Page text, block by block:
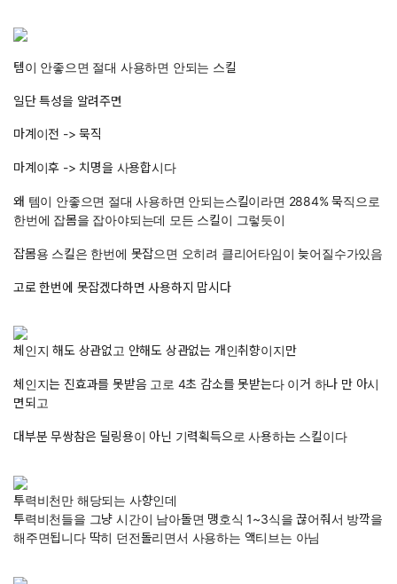
템이 안좋으면 절대 사용하면 안되는 스킬
일단 특성을 알려주면
마계이전 -> 묵직
마계이후 -> 치명을 사용합시다
왜 템이 안좋으면 절대 사용하면 안되는스킬이라면 2884% 묵직으로
한번에 잡몸을 잡아야되는데 모든 스킬이 그렇듯이
잡몸용 스킬은 한번에 못잡으면 오히려 클리어타임이 늦어질수가있음
고로 한번에 못잡겠다하면 사용하지 맙시다
체인지 해도 상관없고 안해도 상관없는 개인취향이지만
체인지는 진효과를 못받음 고로 4초 감소를 못받는다 이거 하나 만 아시
면되고
대부분 무쌍참은 딜링용이 아닌 기력획득으로 사용하는 스킬이다
투력비천만 해당되는 사향인데
투력비천들을 그냥 시간이 남아돌면 맹호식 1~3식을 끊어줘서 방깍을
해주면됩니다 딱히 던전돌리면서 사용하는 액티브는 아님